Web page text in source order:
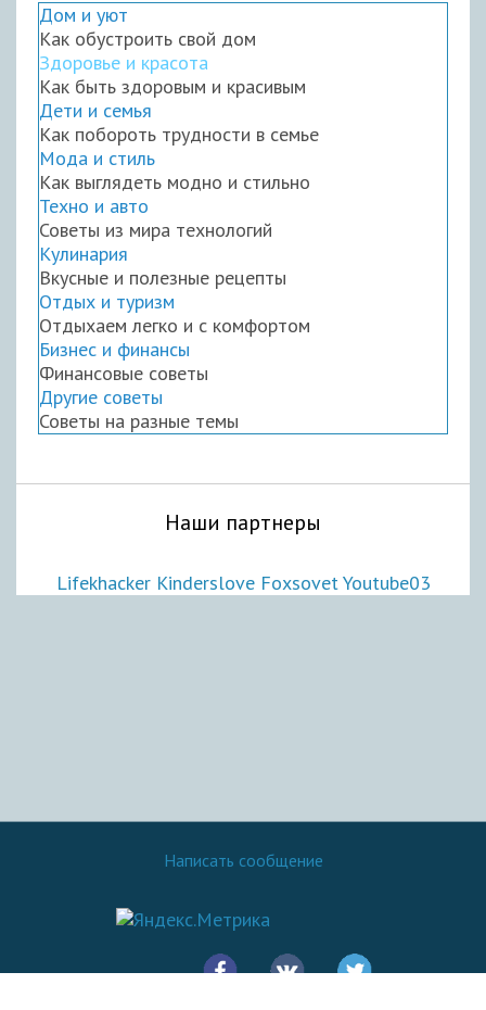
Дом и уют
Как обустроить свой дом
Здоровье и красота
Как быть здоровым и красивым
Дети и семья
Как побороть трудности в семье
Мода и стиль
Как выглядеть модно и стильно
Техно и авто
Советы из мира технологий
Кулинария
Вкусные и полезные рецепты
Отдых и туризм
Отдыхаем легко и с комфортом
Бизнес и финансы
Финансовые советы
Другие советы
Советы на разные темы
Наши партнеры
Lifekhacker Kinderslove FoxsovetYoutube03
Написать сообщение